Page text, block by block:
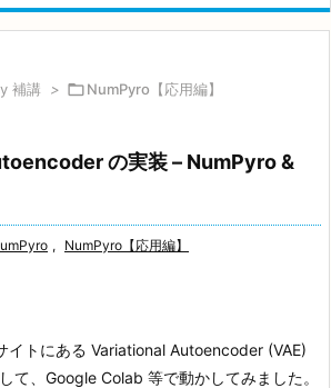

検索
補講 > NumPyro【応用編】
の実装 – NumPyro &
, NumPyro【応用編】
イトにある Variational Autoencoder (VAE)
て、Google Colab 等で動かしてみました。